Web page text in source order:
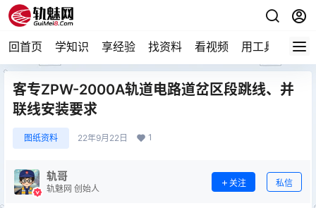
回首页 学知识 享经验 找资料 看视频 用工具 论技
客专ZPW-2000A轨道电路道岔区段跳线、并
联线安装要求
图纸资料 22年9月22日 1
轨哥
轨魅网 创始人
关注 私信